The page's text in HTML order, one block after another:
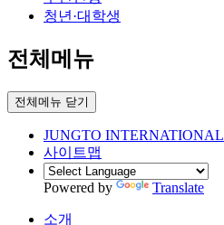
청년·대학생
전체메뉴
전체메뉴 닫기
JUNGTO INTERNATIONAL
사이트맵
Powered by Translate
소개